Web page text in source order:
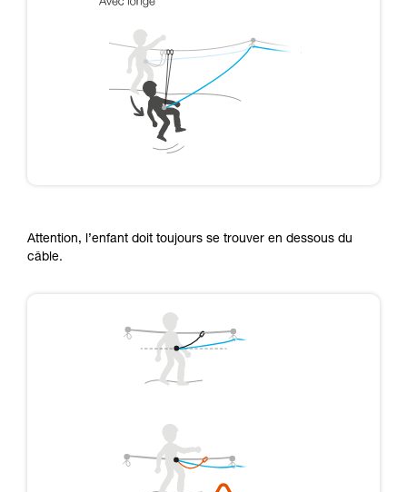
Attention, l’enfant doit toujours se trouver en dessous du
câble.